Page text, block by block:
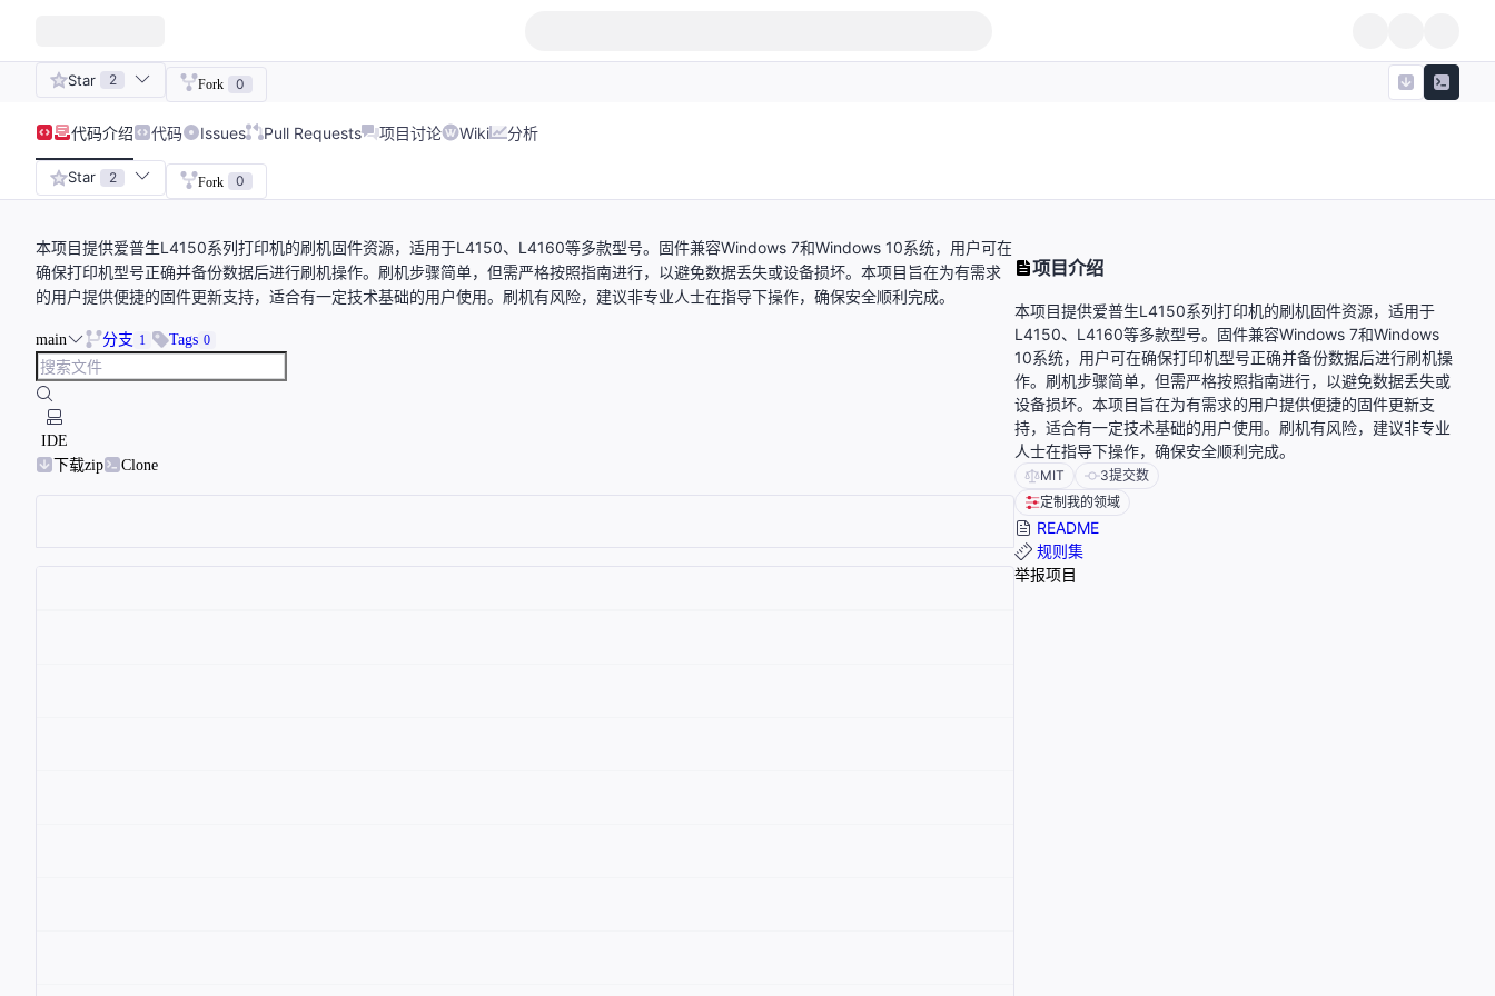
Star 2 Fork 0
代码介绍 代码 Issues Pull Requests 项目讨论 Wiki 分析
Star 2 Fork 0
本项目提供爱普生L4150系列打印机的刷机固件资源，适用于L4150、L4160等多款型号。固件兼容Windows 7和Windows 10系统，用户可在
确保打印机型号正确并备份数据后进行刷机操作。刷机步骤简单，但需严格按照指南进行，以避免数据丢失或设备损坏。本项目旨在为有需求
的用户提供便捷的固件更新支持，适合有一定技术基础的用户使用。刷机有风险，建议非专业人士在指导下操作，确保安全顺利完成。
main 分支 1 Tags 0
IDE
下载zip
Clone
项目介绍
本项目提供爱普生L4150系列打印机的刷机固件资源，适用于
L4150、L4160等多款型号。固件兼容Windows 7和Windows
10系统，用户可在确保打印机型号正确并备份数据后进行刷机操
作。刷机步骤简单，但需严格按照指南进行，以避免数据丢失或
设备损坏。本项目旨在为有需求的用户提供便捷的固件更新支
持，适合有一定技术基础的用户使用。刷机有风险，建议非专业
人士在指导下操作，确保安全顺利完成。
MIT 3提交数
定制我的领域
README
规则集
举报项目